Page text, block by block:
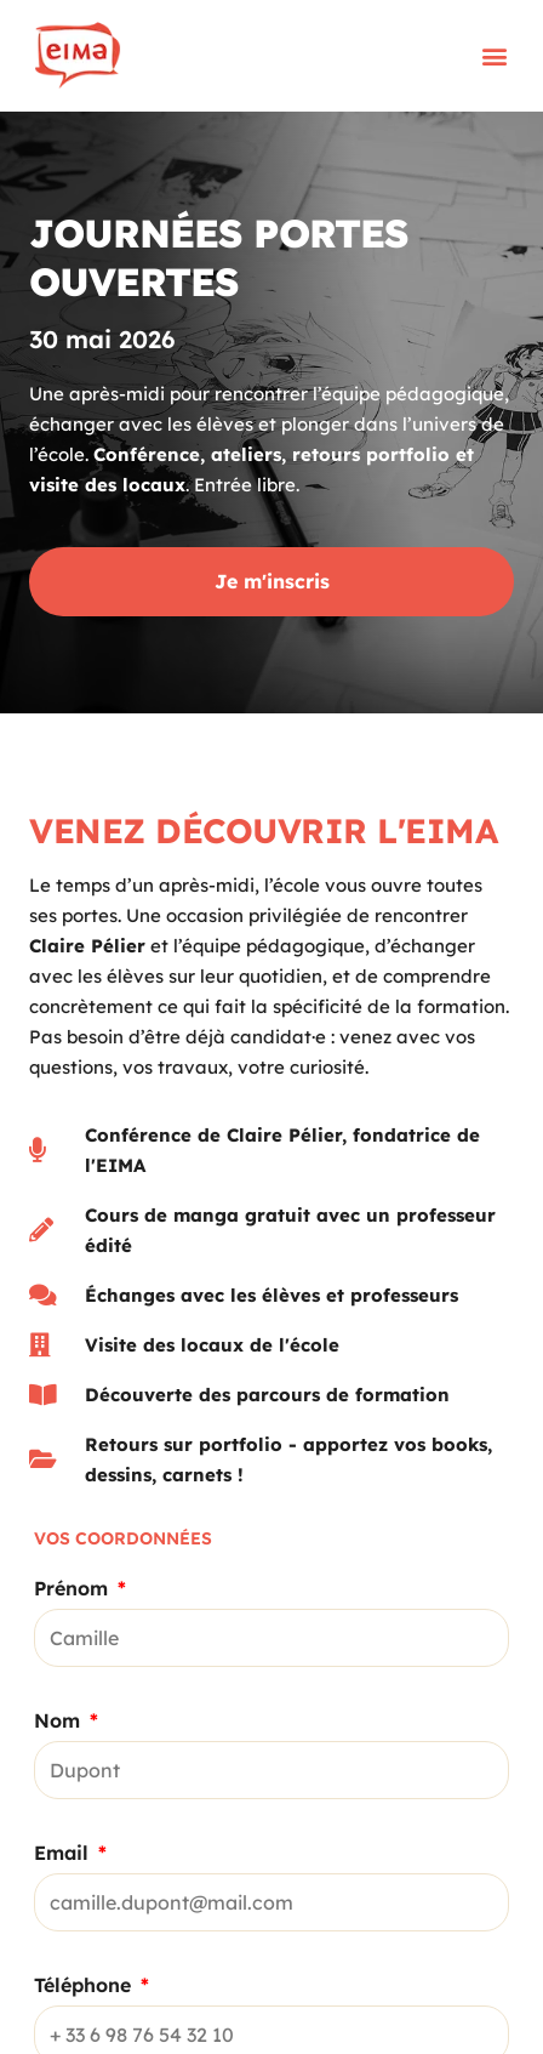
contenu
JOURNÉES PORTES
OUVERTES
30 mai 2026
Une après-midi pour rencontrer l’équipe pédagogique,
échanger avec les élèves et plonger dans l’univers de
l’école. Conférence, ateliers, retours portfolio et
visite des locaux. Entrée libre.
Je m'inscris
VOS COORDONNÉES
Prénom
Nom
Email
Téléphone
VENEZ DÉCOUVRIR L'EIMA
Le temps d’un après-midi, l’école vous ouvre toutes
ses portes. Une occasion privilégiée de rencontrer
Claire Pélier et l’équipe pédagogique, d’échanger
avec les élèves sur leur quotidien, et de comprendre
concrètement ce qui fait la spécificité de la formation.
Pas besoin d’être déjà candidat·e : venez avec vos
questions, vos travaux, votre curiosité.
Conférence de Claire Pélier, fondatrice de
l'EIMA
Cours de manga gratuit avec un professeur
édité
Échanges avec les élèves et professeurs
Visite des locaux de l'école
Découverte des parcours de formation
Retours sur portfolio - apportez vos books,
dessins, carnets !